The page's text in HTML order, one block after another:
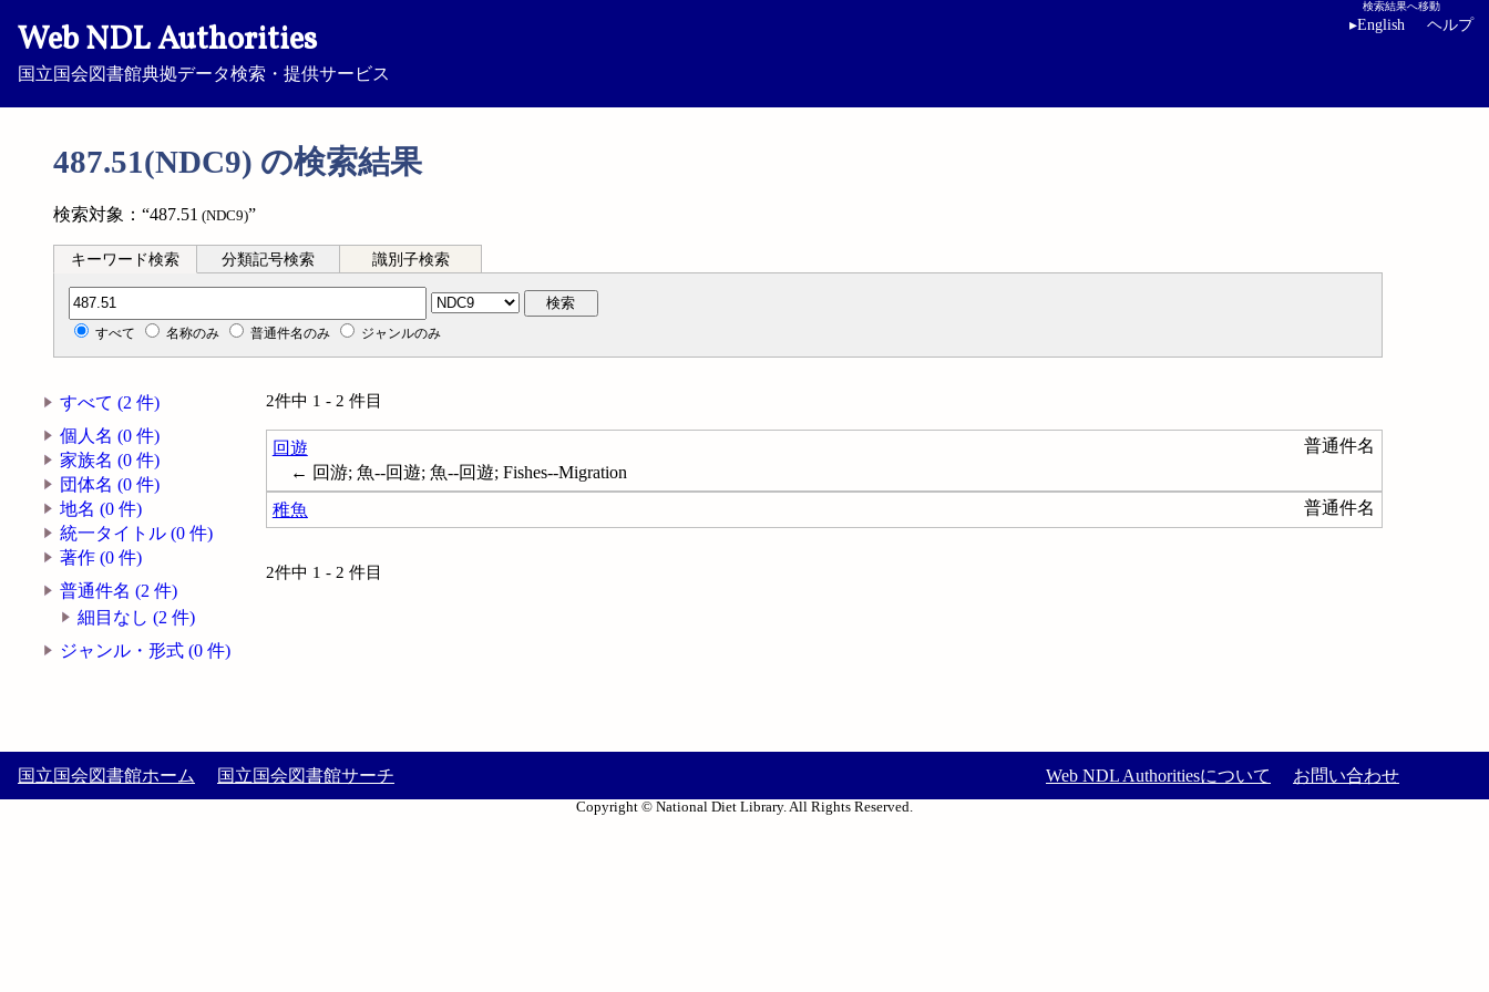
Web NDL Authorities
国立国会図書館典拠データ検索・提供サービス
検索結果へ移動
▸English ヘルプ
487.51(NDC9) の検索結果
検索対象：“487.51 (NDC9)”
キーワード検索 分類記号検索 識別子検索
分類記号検索 検索
すべて 名称のみ 普通件名のみ ジャンルのみ
すべて (2 件)
個人名 (0 件)
家族名 (0 件)
団体名 (0 件)
地名 (0 件)
統一タイトル (0 件)
著作 (0 件)
普通件名 (2 件)
細目なし (2 件)
ジャンル・形式 (0 件)
2件中 1 - 2 件目
回遊
普通件名
← 回游; 魚--回遊; 魚--回遊; Fishes--Migration
稚魚
普通件名
2件中 1 - 2 件目
国立国会図書館ホーム 国立国会図書館サーチ Web NDL Authoritiesについて お問い合わせ
Copyright © National Diet Library. All Rights Reserved.